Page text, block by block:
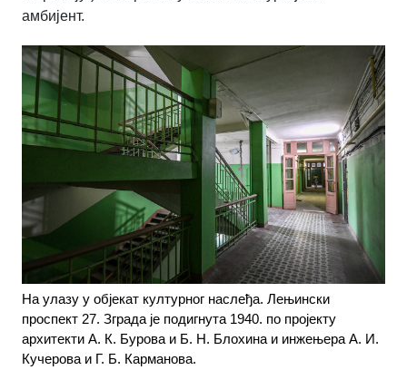
амбијент.
На улазу у објекат културног наслеђа. Лењински
проспект 27. Зграда је подигнута 1940. по пројекту
архитекти А. К. Бурова и Б. Н. Блохина и инжењера А. И.
Кучерова и Г. Б. Карманова.